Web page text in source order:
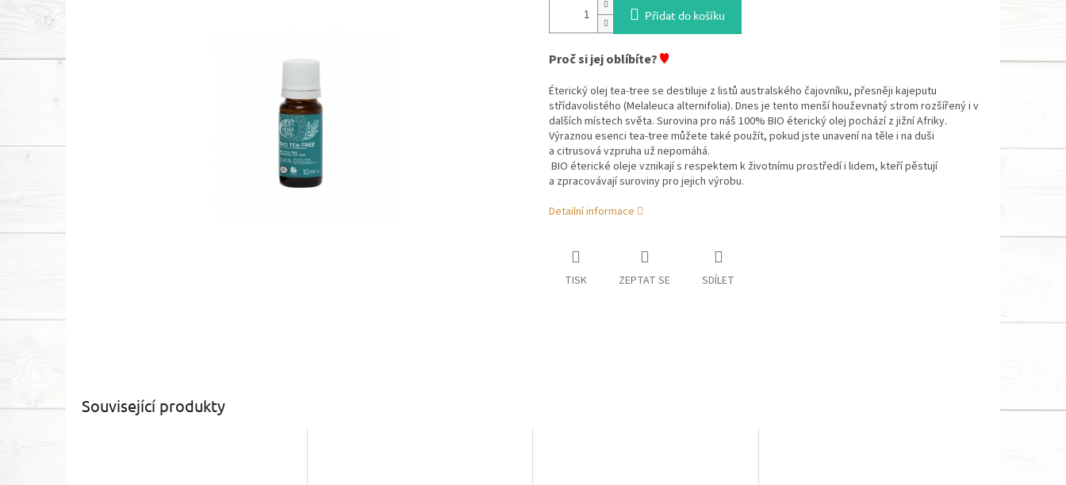
Přidat do košíku
Proč si jej oblíbíte?♥
Éterický olej tea-tree se destiluje z listů australského čajovníku, přesněji kajeputu
střídavolistého (Melaleuca alternifolia). Dnes je tento menší houževnatý strom rozšířený i v
dalších místech světa. Surovina pro náš 100% BIO éterický olej pochází z jižní Afriky.
Výraznou esenci tea-tree můžete také použít, pokud jste unavení na těle i na duši
a citrusová vzpruha už nepomáhá.
BIO éterické oleje vznikají s respektem k životnímu prostředí i lidem, kteří pěstují
a zpracovávají suroviny pro jejich výrobu.
Detailní informace
TISK ZEPTAT SE SDÍLET
Související produkty